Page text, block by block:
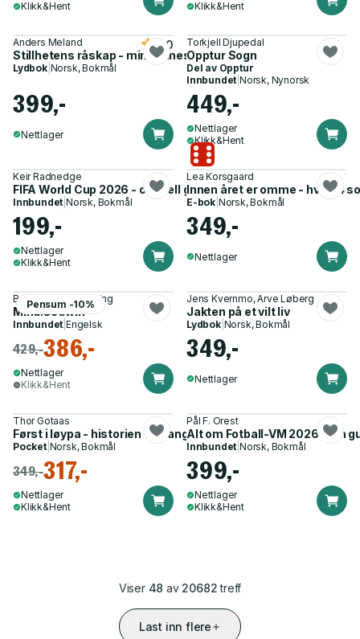
Klikk&Hent Klikk&Hent
Anders Meland
Stillhetens råskap - mindfulness for å prestere på topp
5.0
Lydbok| Norsk, Bokmål
399,-
Nettlager
Torkjell Djupedal
Opptur Sogn
Del av Opptur
Innbundet |Norsk, Nynorsk
449,-
Nettlager
Klikk&Hent
Keir Radnedge
FIFA World Cup 2026 - offisiell guide
Innbundet |Norsk, Bokmål
199,-
Nettlager
Klikk&Hent
Lea Korsgaard
Innen året er omme - hva 64
E-bok Norsk, Bokmål
349,-
Nettlager
Pensum -10%
Benevento Publishing
Mind.set.win
Innbundet |Engelsk
429,-386,-
Nettlager
Klikk&Hent
Jens Kvernmo, Arve Løberg
Jakten på et vilt liv
Lydbok| Norsk, Bokmål
349,-
Nettlager
Thor Gotaas
Først i løypa - historien om langrenn i Norge
Pocket| Norsk, Bokmål
349,-317,-
Nettlager
Klikk&Hent
Pål F. Orest
Alt om Fotball-VM 2026 - din
Innbundet |Norsk, Bokmål
399,-
Nettlager
Klikk&Hent
Viser 48 av 20682treff
Last inn flere